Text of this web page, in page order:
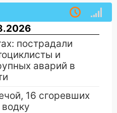
пострадали
и
аварий в
16 сгоревших